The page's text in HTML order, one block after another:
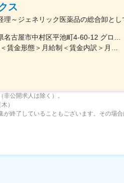
ス
理～ジェネリック医薬品の総合卸と
公開求人は除く）。
）
終了していることもございます。その場